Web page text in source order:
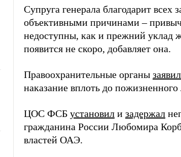
Супруга генерала благодарит всех
объективными причинами –
недоступны, как и прежний уклад
появится не скоро, добавляет она.
Правоохранительные органы
наказание вплоть до
ЦОС ФСБ установил и задержал
гражданина России Любомира
властей ОАЭ.